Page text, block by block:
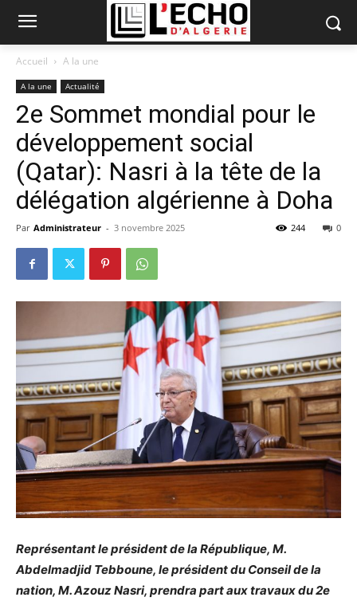
Accueil A la une
A la une Actualité
2e Sommet mondial pour le
développement social
(Qatar): Nasri à la tête de la
délégation algérienne à Doha
Par Administrateur - 3 novembre 2025 0
244
Représentant le président de la République, M.
Abdelmadjid Tebboune, le président du Conseil de la
nation, M. Azouz Nasri, prendra part aux travaux du 2e